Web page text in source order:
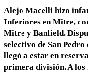
Alejo Macelli hizo
Inferiores en Mitre,
Mitre y Banfield.
selectivo de San
llegó a estar en
primera división. A